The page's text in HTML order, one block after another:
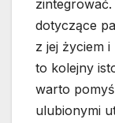
dotyczące
z jej życiem i
to kolejny
warto
ulubionymi